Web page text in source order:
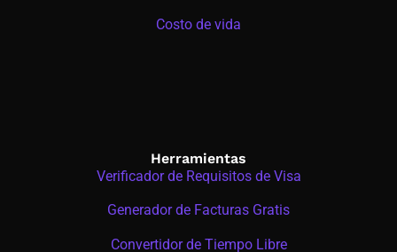
Costo de vida
Herramientas
Verificador de Requisitos de Visa
Generador de Facturas Gratis
Convertidor de Tiempo Libre